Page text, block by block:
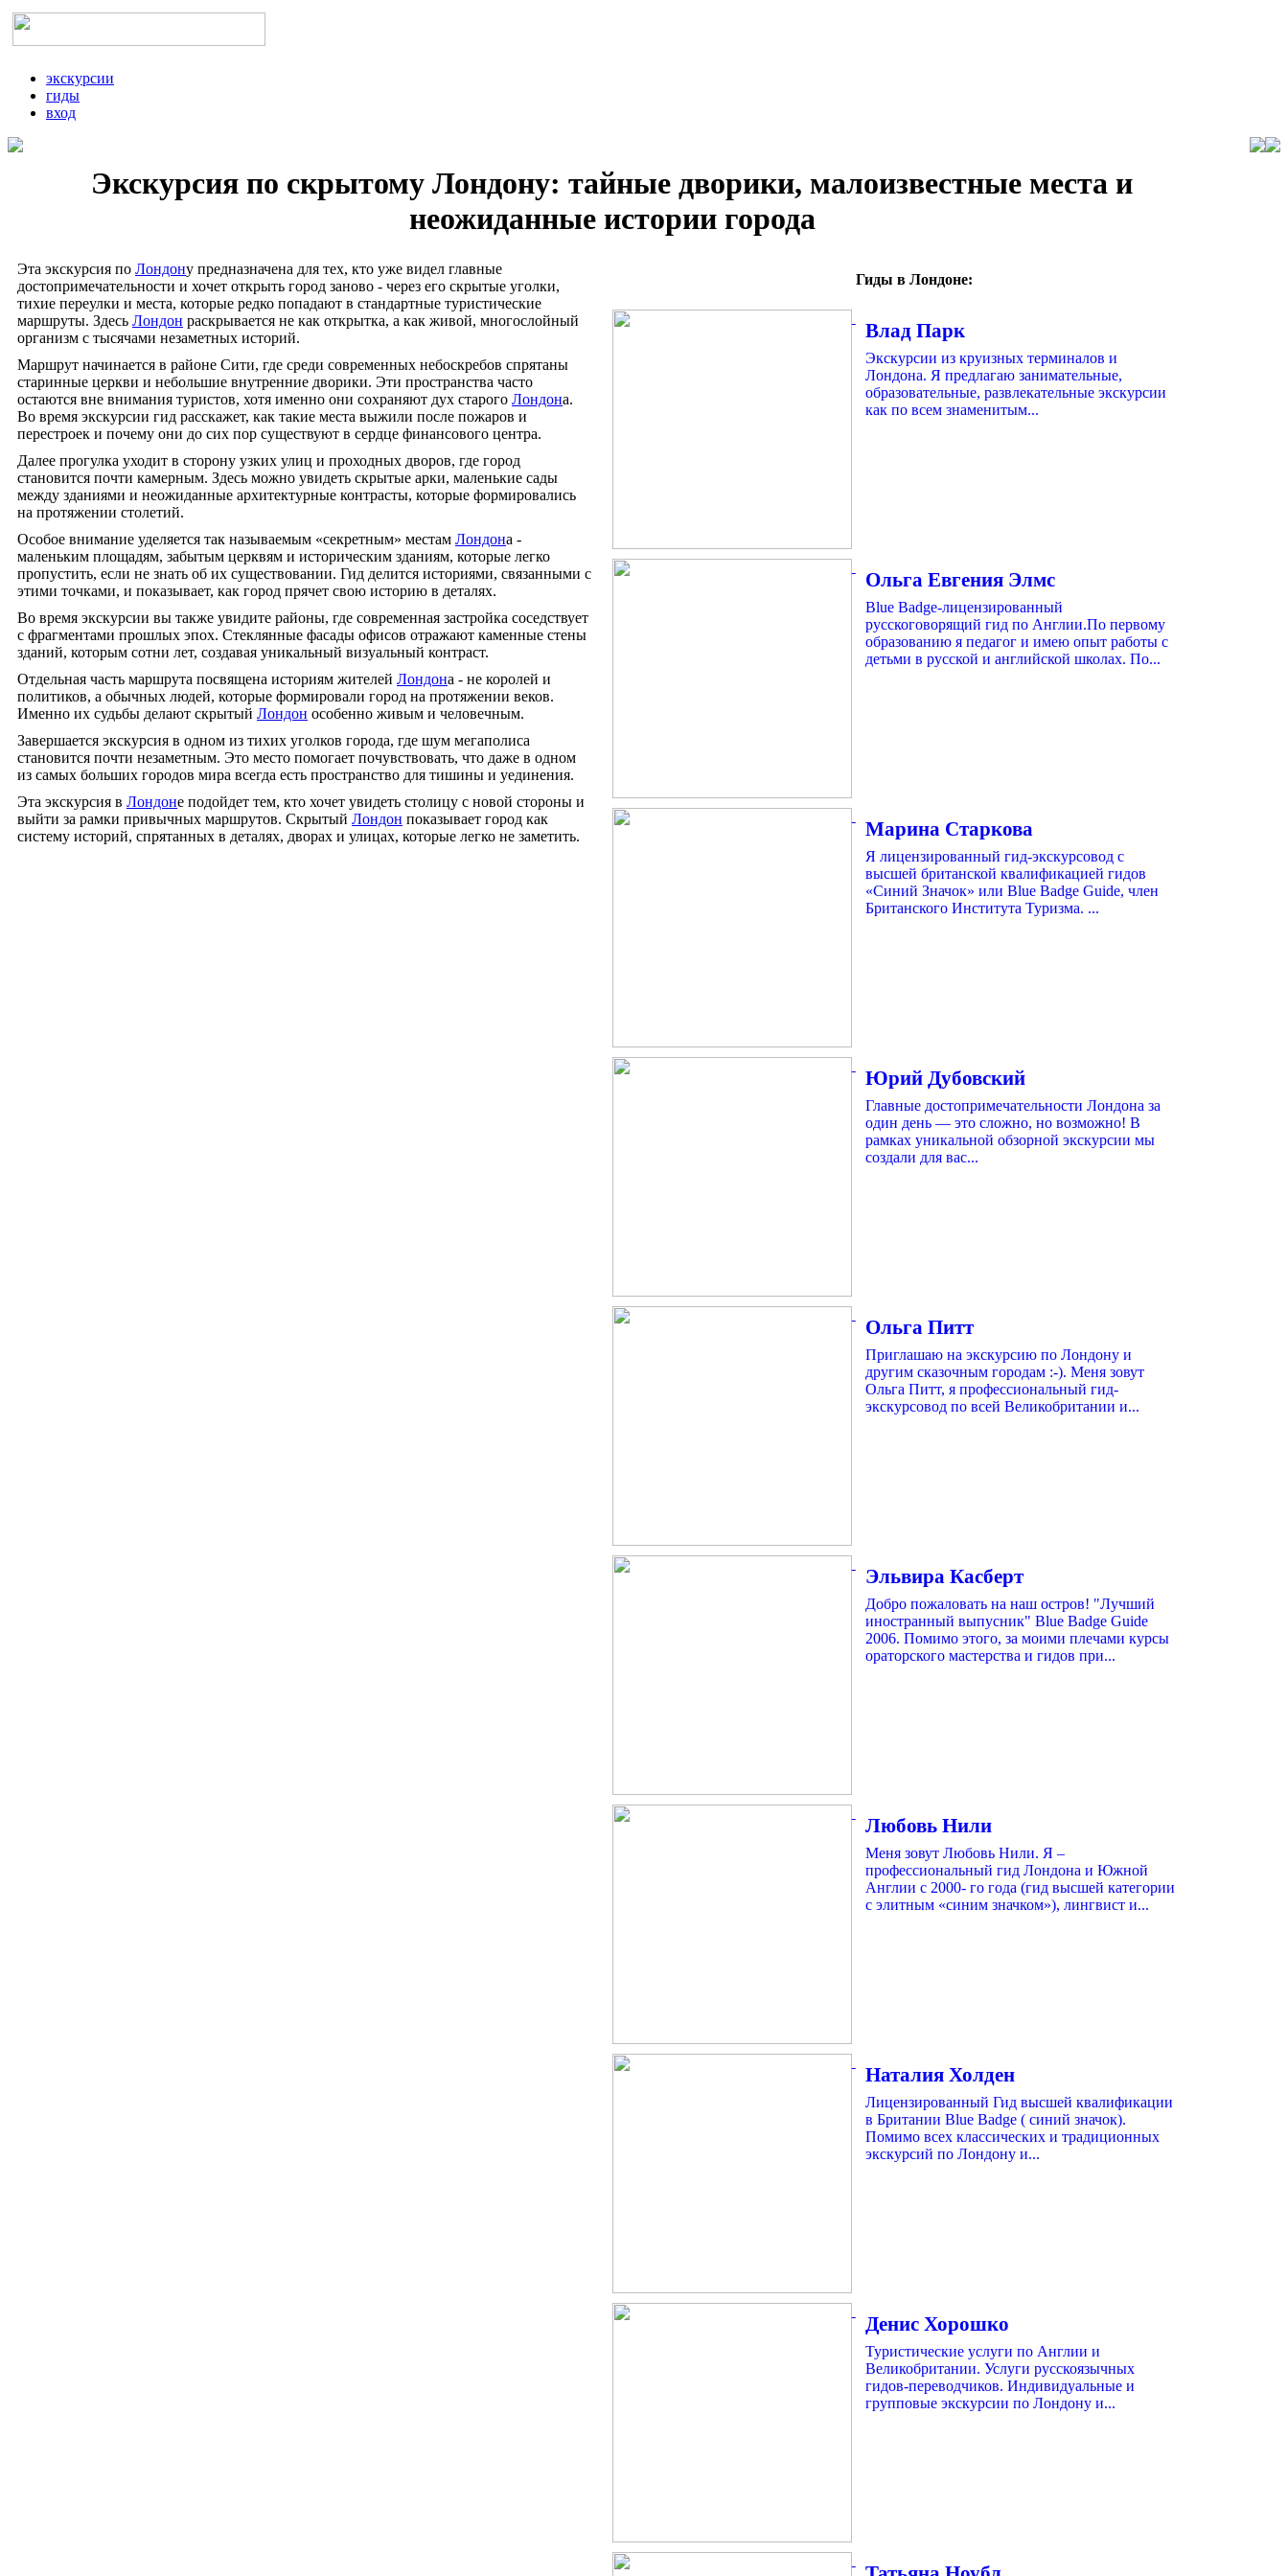
экскурсии
гиды
вход
Экскурсия по скрытому Лондону: тайные дворики, малоизвестные места и
неожиданные истории города
Эта экскурсия по Лондону предназначена для тех, кто уже видел главные
достопримечательности и хочет открыть город заново - через его скрытые уголки,
тихие переулки и места, которые редко попадают в стандартные туристические
маршруты. Здесь Лондон раскрывается не как открытка, а как живой, многослойный
организм с тысячами незаметных историй.
Маршрут начинается в районе Сити, где среди современных небоскребов спрятаны
старинные церкви и небольшие внутренние дворики. Эти пространства часто
остаются вне внимания туристов, хотя именно они сохраняют дух старого Лондона.
Во время экскурсии гид расскажет, как такие места выжили после пожаров и
перестроек и почему они до сих пор существуют в сердце финансового центра.
Далее прогулка уходит в сторону узких улиц и проходных дворов, где город
становится почти камерным. Здесь можно увидеть скрытые арки, маленькие сады
между зданиями и неожиданные архитектурные контрасты, которые формировались
на протяжении столетий.
Особое внимание уделяется так называемым «секретным» местам Лондона -
маленьким площадям, забытым церквям и историческим зданиям, которые легко
пропустить, если не знать об их существовании. Гид делится историями, связанными с
этими точками, и показывает, как город прячет свою историю в деталях.
Во время экскурсии вы также увидите районы, где современная застройка соседствует
с фрагментами прошлых эпох. Стеклянные фасады офисов отражают каменные стены
зданий, которым сотни лет, создавая уникальный визуальный контраст.
Отдельная часть маршрута посвящена историям жителей Лондона - не королей и
политиков, а обычных людей, которые формировали город на протяжении веков.
Именно их судьбы делают скрытый Лондон особенно живым и человечным.
Завершается экскурсия в одном из тихих уголков города, где шум мегаполиса
становится почти незаметным. Это место помогает почувствовать, что даже в одном
из самых больших городов мира всегда есть пространство для тишины и уединения.
Эта экскурсия в Лондоне подойдет тем, кто хочет увидеть столицу с новой стороны и
выйти за рамки привычных маршрутов. Скрытый Лондон показывает город как
систему историй, спрятанных в деталях, дворах и улицах, которые легко не заметить.
Гиды в Лондоне:
Влад Парк
Экскурсии из круизных терминалов и
Лондона. Я предлагаю занимательные,
образовательные, развлекательные экскурсии
как по всем знаменитым...
Ольга Евгения Элмс
Blue Badge-лицензированный
русскоговорящий гид по Англии.По первому
образованию я педагог и имею опыт работы с
детьми в русской и английской школах. По...
Марина Старкова
Я лицензированный гид-экскурсовод с
высшей британской квалификацией гидов
«Синий Значок» или Blue Badge Guide, член
Британского Института Туризма. ...
Юрий Дубовский
Главные достопримечательности Лондона за
один день — это сложно, но возможно! В
рамках уникальной обзорной экскурсии мы
создали для вас...
Ольга Питт
Приглашаю на экскурсию по Лондону и
другим сказочным городам :-). Меня зовут
Ольга Питт, я профессиональный гид-
экскурсовод по всей Великобритании и...
Эльвира Касберт
Добро пожаловать на наш остров! "Лучший
иностранный выпусник" Blue Badge Guide
2006. Помимо этого, за моими плечами курсы
ораторского мастерства и гидов при...
Любовь Нили
Меня зовут Любовь Нили. Я –
профессиональный гид Лондона и Южной
Англии с 2000- го года (гид высшей категории
с элитным «синим значком»), лингвист и...
Наталия Холден
Лицензированный Гид высшей квалификации
в Британии Blue Badge ( синий значок).
Помимо всех классических и традиционных
экскурсий по Лондону и...
Денис Хорошко
Туристические услуги по Англии и
Великобритании. Услуги русскоязычных
гидов-переводчиков. Индивидуальные и
групповые экскурсии по Лондону и...